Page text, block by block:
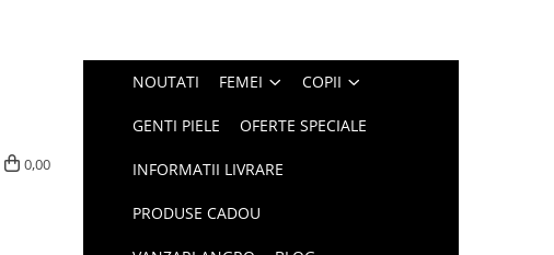
0,00
NOUTATI FEMEI COPII
GENTI PIELE OFERTE SPECIALE
INFORMATII LIVRARE
PRODUSE CADOU